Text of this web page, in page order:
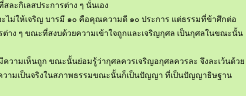
ะกิเลสประการต่าง ๆ นั่นเอง
ม่ให้เจริญ บารมี ๑๐ คือคุณความดี ๑๐ ประการ แต่ธรรมที่ข้าศึกต่อ
าง ๆ ขณะที่สงบด้วยความเข้าใจถูกและเจริญกุศล เป็นกุศลในขณะนั้น
มเห็นถูก ขณะนั้นย่อมรู้ว่ากุศลควรเจริญอกุศลควรละ จึงละเว้นด้วย
ามเป็นจริงในสภาพธรรมขณะนั้นก็เป็นปัญญา ที่เป็นปัญญาธิษฐาน